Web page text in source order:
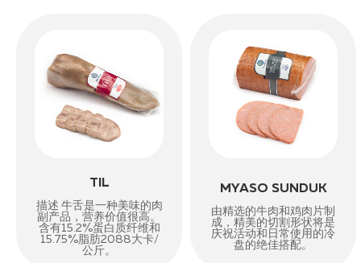
TIL
描述 牛舌是一种美味的肉
副产品，营养价值很高。
含有15.2%蛋白质纤维和
15.75%脂肪2088大卡/
公斤。
MYASO SUNDUK
由精选的牛肉和鸡肉片制
成，精美的切割形状将是
庆祝活动和日常使用的冷
盘的绝佳搭配。